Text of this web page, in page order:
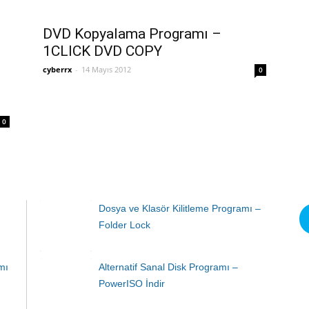
0
DVD Kopyalama Programı –
1CLICK DVD COPY
cyberrx - 14 Mayıs 2012 0
Dosya ve Klasör Kilitleme Programı –
Folder Lock
Alternatif Sanal Disk Programı –
PowerISO İndir